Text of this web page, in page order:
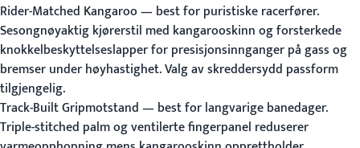
Rider-Matched Kangaroo— best for puristiske racerfører.
Sesongnøyaktig kjørerstil med kangarooskinn og forsterkede
knokkelbeskyttelseslapper for presisjonsinnganger på gass og
bremser under høyhastighet. Valg av skreddersydd passform
tilgjengelig.
Track-Built Gripmotstand— best for langvarige banedager.
Triple-stitched palm og ventilerte fingerpanel reduserer